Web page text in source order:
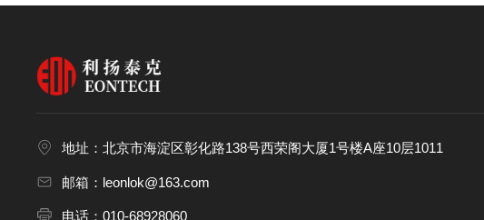
地址：北京市海淀区彰化路138号西荣阁大厦1号楼A座10层1011
邮箱：leonlok@163.com
电话：010-68928060